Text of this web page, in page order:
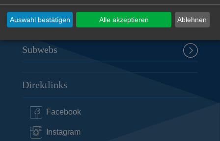
Mobilität
Subwebs
Direktlinks
Facebook
Instagram
Ablehnen
Auswahl bestätigen Alle akzeptieren